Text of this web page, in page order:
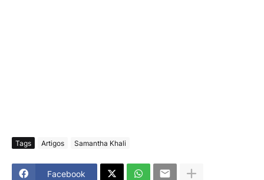
Tags Artigos Samantha Khali
Facebook